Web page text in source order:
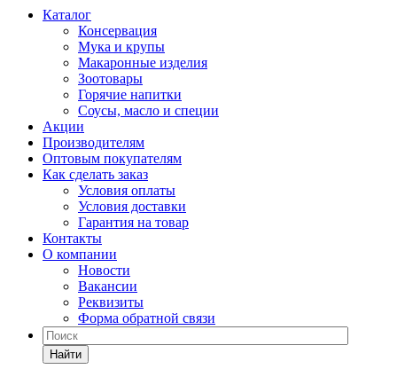
Каталог
Консервация
Мука и крупы
Макаронные изделия
Зоотовары
Горячие напитки
Соусы, масло и специи
Акции
Производителям
Оптовым покупателям
Как сделать заказ
Условия оплаты
Условия доставки
Гарантия на товар
Контакты
О компании
Новости
Вакансии
Реквизиты
Форма обратной связи
Найти